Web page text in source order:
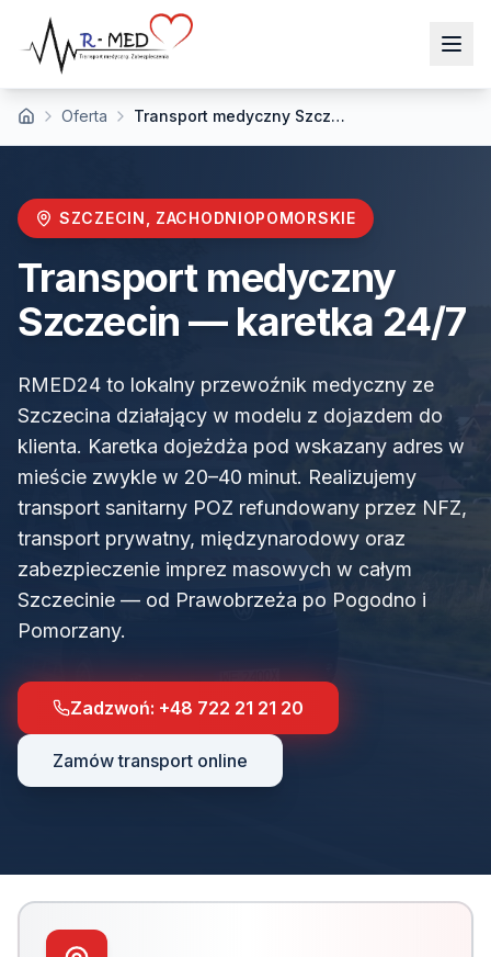
Strona główna
Oferta Transport medyczny Szczecin
SZCZECIN ZACHODNIOPOMORSKIE
Transport medyczny
Szczecin — karetka 24/7
RMED24 to lokalny przewoźnik medyczny ze
Szczecina działający w modelu z dojazdem do
klienta. Karetka dojeżdża pod wskazany adres w
mieście zwykle w 20–40 minut. Realizujemy
transport sanitarny POZ refundowany przez NFZ,
transport prywatny, międzynarodowy oraz
zabezpieczenie imprez masowych w całym
Szczecinie — od Prawobrzeża po Pogodno i
Pomorzany.
Zadzwoń: +48 722 21 21 20
Zamów transport online